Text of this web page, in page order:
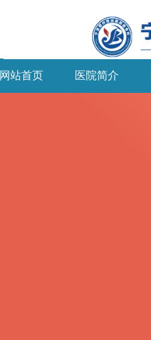
网站首页 医院简介